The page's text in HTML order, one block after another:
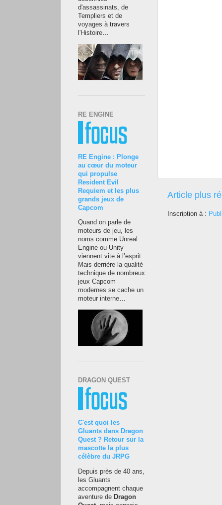
Article plus
Inscription à :
d'assassinats, de
Templiers et de
voyages à travers
l'Histoire…
RE ENGINE
RE Engine : Plonge
au cœur du moteur
qui propulse
Resident Evil
Requiem et les plus
grands jeux de
Capcom
Quand on parle de
moteurs de jeu, les
noms comme Unreal
Engine ou Unity
viennent vite à l’esprit.
Mais derrière la qualité
technique de nombreux
jeux Capcom
modernes se cache un
moteur interne…
DRAGON QUEST
C'est quoi les
Gluants dans Dragon
Quest ? Retour sur la
mascotte la plus
célèbre du JRPG
Depuis près de 40 ans,
les Gluants
accompagnent chaque
aventure de Dragon